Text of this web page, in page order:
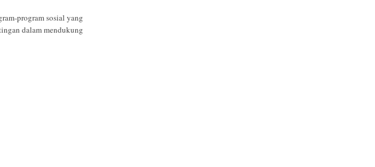
program sosial yang
dalam mendukung